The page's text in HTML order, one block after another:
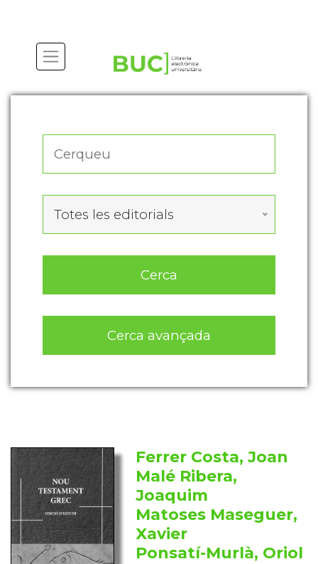
Totes les editorials
Cerca
Cerca avançada
Ferrer Costa, Joan
Malé Ribera,
Joaquim
Matoses Maseguer,
Xavier
Ponsatí-Murlà, Oriol